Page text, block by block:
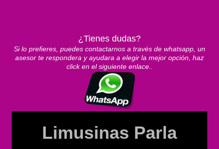
¿Tienes dudas?
Si lo prefieres, puedes contactarnos a través de whatsapp, un
asesor te respondera y ayudara a elegir la mejor opción, haz
click en el siguiente enlace..
Limusinas Parla